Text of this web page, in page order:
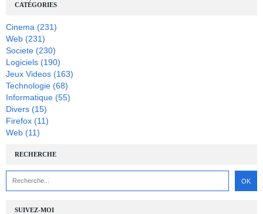
SUIVEZ-MOI
RECHERCHE
CATÉGORIES
Cinema (231)
Web (231)
Societe (230)
Logiciels (190)
Jeux Videos (163)
Technologie (68)
Informatique (55)
Divers (15)
Firefox (11)
Web (11)